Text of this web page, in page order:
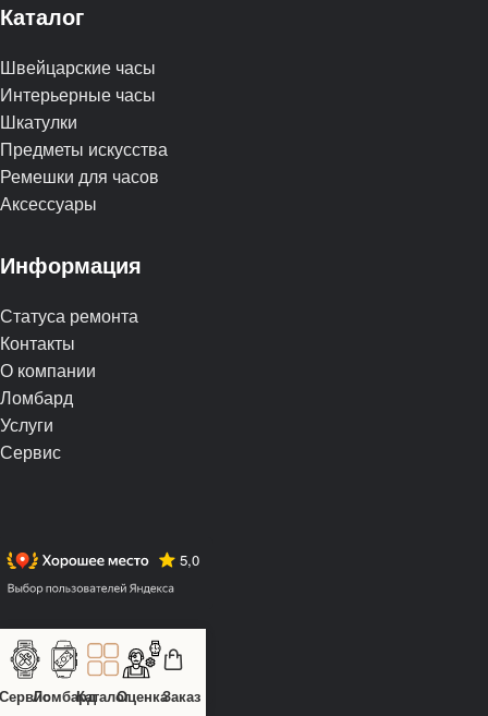
Каталог
Швейцарские часы
Интерьерные часы
Шкатулки
Предметы искусства
Ремешки для часов
Аксессуары
Информация
Статуса ремонта
Контакты
О компании
Ломбард
Услуги
Сервис
СервисЛомбардКаталогОценкаЗаказ